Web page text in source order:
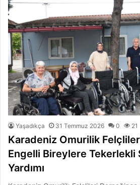
Yaşadıkça 31 Temmuz 2026 0 21
Karadeniz Omurilik
Engelli Bireylere Tekerlekli
Yardımı